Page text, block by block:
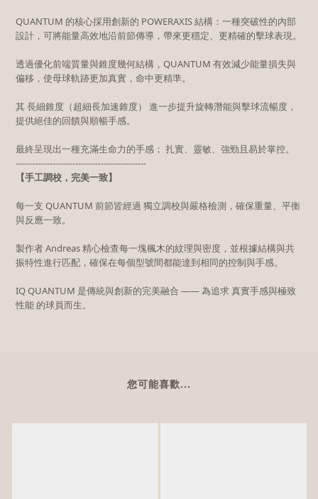
QUANTUM 的核心採用創新的 POWERAXIS 結構：一種突破性的內部
設計，可將能量高效地沿前節傳導，帶來更穩定、更精確的擊球表現。
透過優化前端質量與錐度幾何結構，QUANTUM 有效減少能量損失與
偏移，使母球軌跡更加真實，命中更精準。
其 長細錐度（超細長加速錐度） 進一步提升旋轉潛能與擊球流暢度，
提供絕佳的回饋與順暢手感。
最終呈現出一種充滿生命力的手感； 扎實、靈敏、強勁且易於掌控。
----------------------------------------------
【手工調校，完美一致】
每一支 QUANTUM 前節皆經過 獨立調校與嚴格檢測，確保重量、平衡
與反應一致。
製作者 Andreas 精心檢查每一塊楓木的紋理與密度，並根據結構與共
振特性進行匹配，確保在每個型號間都能達到相同的控制與手感。
IQ QUANTUM 是傳統與創新的完美融合 —— 為追求 真實手感與極致
性能 的球員而生。
您可能喜歡...